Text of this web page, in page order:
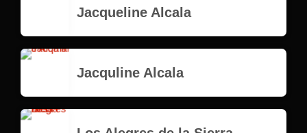
Jacqueline Alcala
Jacquline Alcala